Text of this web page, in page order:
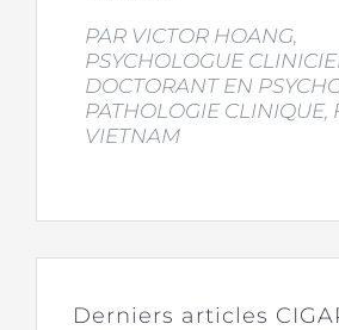
PAR VICTOR HOANG,
PSYCHOLOGUE
DOCTORANT EN
PATHOLOGIE CLINIQUE,
VIETNAM
Derniers articles